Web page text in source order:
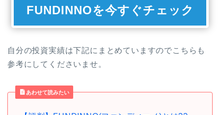
FUNDINNOを今すぐチェック
自分の投資実績は下記にまとめていますのでこちらも
参考にしてくださいませ。
あわせて読みたい